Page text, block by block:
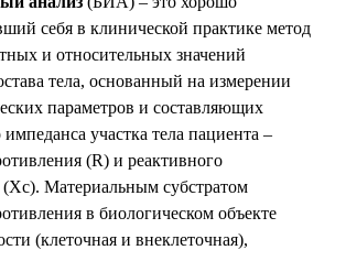
себя в клинической практике метод
и относительных значений
тела, основанный на измерении
параметров и составляющих
импеданса участка тела пациента –
(R) и реактивного
(Хс). Материальным субстратом
в биологическом объекте
(клеточная и внеклеточная),